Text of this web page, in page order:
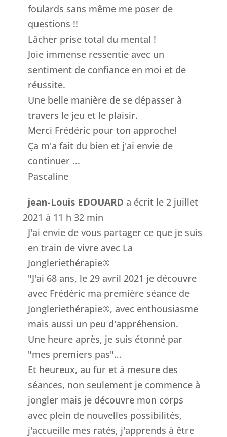
foulards sans même me poser de
questions !!
Lâcher prise total du mental !
Joie immense ressentie avec un
sentiment de confiance en moi et de
réussite.
Une belle manière de se dépasser à
travers le jeu et le plaisir.
Merci Frédéric pour ton approche!
Ça m'a fait du bien et j'ai envie de
continuer ...
Pascaline
jean-Louis EDOUARD a écrit le2 juillet
2021 à 11 h 32 min
J'ai envie de vous partager ce que je suis
en train de vivre avec La
Jongleriethérapie®
"J'ai 68 ans, le 29 avril 2021 je découvre
avec Frédéric ma première séance de
Jongleriethérapie®, avec enthousiasme
mais aussi un peu d'appréhension.
Une heure après, je suis étonné par
"mes premiers pas"…
Et heureux, au fur et à mesure des
séances, non seulement je commence à
jongler mais je découvre mon corps
avec plein de nouvelles possibilités,
j'accueille mes ratés, j'apprends à être